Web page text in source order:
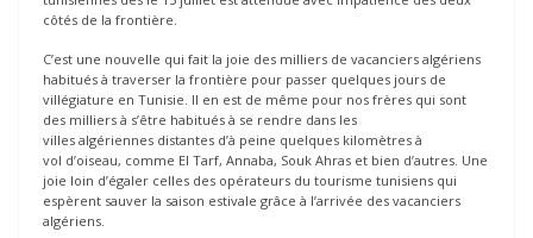
côtés de la frontière.
C’est une nouvelle qui fait la joie des milliers de vacanciers algériens
habitués à traverser la frontière pour passer quelques jours de
villégiature en Tunisie. Il en est de même pour nos frères qui sont
des milliers à s’être habitués à se rendre dans les
villes algériennes distantes d’à peine quelques kilomètres à
vol d’oiseau, comme El Tarf, Annaba, Souk Ahras et bien d’autres. Une
joie loin d’égaler celles des opérateurs du tourisme tunisiens qui
espèrent sauver la saison estivale grâce à l’arrivée des vacanciers
algériens.